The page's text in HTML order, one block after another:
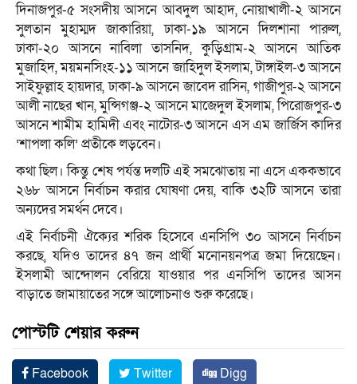
দিনাজপুর-৫ সংসদীয় আসনে আবদুল আহাদ, নোয়াখালী-২ আসনে
সুলতান মুহাম্মদ জাকারিয়া, ঢাকা-১৯ আসনে দিলশানা পারুল,
ঢাকা-২০ আসনে নাবিলা তাসনিদ, কুড়িগ্রাম-২ আসনে আতিক
মুজাহিদ, ময়মনসিংহ-১১ আসনে জাহিদুল ইসলাম, টাঙ্গাইল-৩ আসনে
সাইফুল্লাহ হায়দার, ঢাকা-৯ আসনে জাবেদ রাসিন, গাজীপুর-২ আসনে
আলী নাছের খান, মুন্সিগঞ্জ-২ আসনে মাজেদুল ইসলাম, পিরোজপুর-৩
আসনে শামীম হামিদী এবং নাটোর-৩ আসনে এস এম জার্জিস কাদির
‘শাপলা কলি’ প্রতীকে লড়বেন।
কথা ছিল। কিন্তু শেষ পর্যন্ত দলটি এই সমঝোতায় না এসে এককভাবে
২৬৮ আসনে নির্বাচন করার ঘোষণা দেয়, বাকি ৩২টি আসনে তারা
অন্যদের সমর্থন দেবে।
এই নির্বাচনী ঐক্যের শরিক হিসেবে এনসিপি ৩০ আসনে নির্বাচন
করছে, যদিও তাদের ৪৭ জন প্রার্থী মনোনয়নপত্র জমা দিয়েছেন।
ইসলামী আন্দোলন বেরিয়ে যাওয়ার পর এনসিপি তাদের আসন
বাড়াতে জামায়াতের সঙ্গে আলোচনাও শুরু করেছে।
পোস্টটি শেয়ার করুন
Facebook Twitter
Digg